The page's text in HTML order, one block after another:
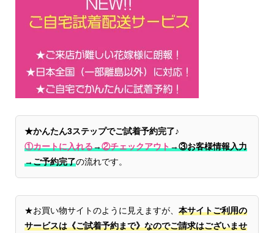
★かんたん3ステップでご試着予約完了♪
①カートに入れる→②チェックアウト→③お客様情報入力
→ご予約完了の流れです。
★お買い物サイトのように見えますが、 本サイトご利用の
サービスは《ご試着予約まで》なのでご請求はございませ